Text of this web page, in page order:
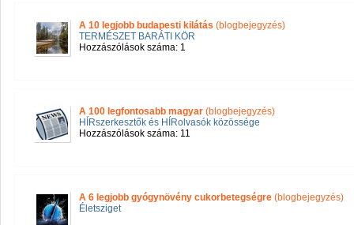
A 10 legjobb budapesti kilátás (blogbejegyzés)
TERMÉSZET BARÁTI KÖR
Hozzászólások száma: 1
A 100 legfontosabb magyar (blogbejegyzés)
HÍRszerkesztők és HÍRolvasók közössége
Hozzászólások száma: 11
A 6 legjobb gyógynövény cukorbetegségre (blogbejegyzés)
Életsziget